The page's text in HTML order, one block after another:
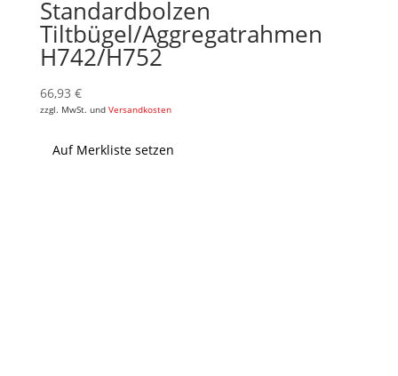
Standardbolzen
Tiltbügel/Aggregatrahmen
H742/H752
66,93 €
zzgl. MwSt. und Versandkosten
Auf Merkliste setzen